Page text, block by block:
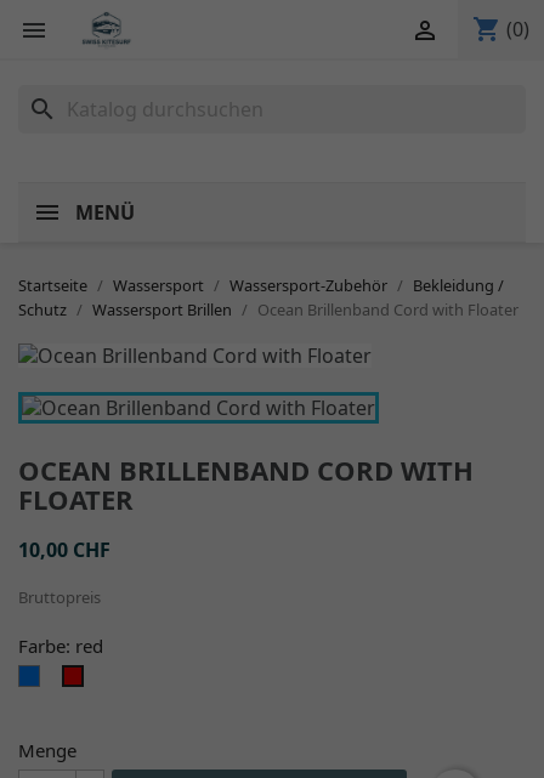
 shopping_cart (0)

search
MENÜ
Startseite Wassersport Wassersport-Zubehör
Bekleidung /
Schutz
Wassersport Brillen Ocean Brillenband Cord with Floater
OCEAN BRILLENBAND CORD WITH
FLOATER
10,00 CHF
Bruttopreis
Farbe: red
Menge